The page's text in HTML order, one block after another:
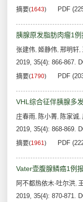
摘要(1643) PDF
胰腺原发脂肪肉瘤1
张建伟, 姬静伟, 邢明轩,
2019, 35(4): 866-867.
摘要(1790) PDF
VHL综合征伴胰腺多
庄春雨, 陈小菁, 陈家诚,
2019, 35(4): 868-869.
摘要(1961) PDF
Vater壶腹腺鳞癌1例
阿不都热依木·吐尔洪,
2019, 35(4): 870-871.